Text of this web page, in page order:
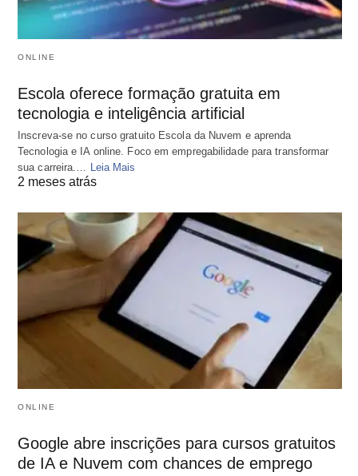
ONLINE
Escola oferece formação gratuita em
tecnologia e inteligência artificial
Inscreva-se no curso gratuito Escola da Nuvem e aprenda
Tecnologia e IA online. Foco em empregabilidade para transformar
sua carreira.… Leia Mais
2 meses atrás
ONLINE
Google abre inscrições para cursos gratuitos
de IA e Nuvem com chances de emprego